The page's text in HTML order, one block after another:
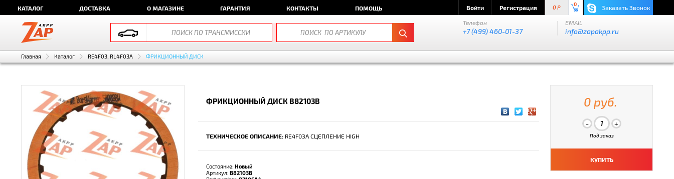
КАТАЛОГ ДОСТАВКА О МАГАЗИНЕ ГАРАНТИЯ КОНТАКТЫ ПОМОЩЬ Войти Регистрация 0 P
0 Заказать Звонок
Телефон
+7 (499) 460-01-37
EMAIL
info@zapakpp.ru
Главная Каталог RE4F03, RL4F03A ФРИКЦИОННЫЙ ДИСК
ФРИКЦИОННЫЙ ДИСК B82103B
ТЕХНИЧЕСКОЕ ОПИСАНИЕ: RE4F03A СЦЕПЛЕНИЕ HIGH
Состояние: Новый
Артикул: B82103B
0 руб.
Под заказ
КУПИТЬ